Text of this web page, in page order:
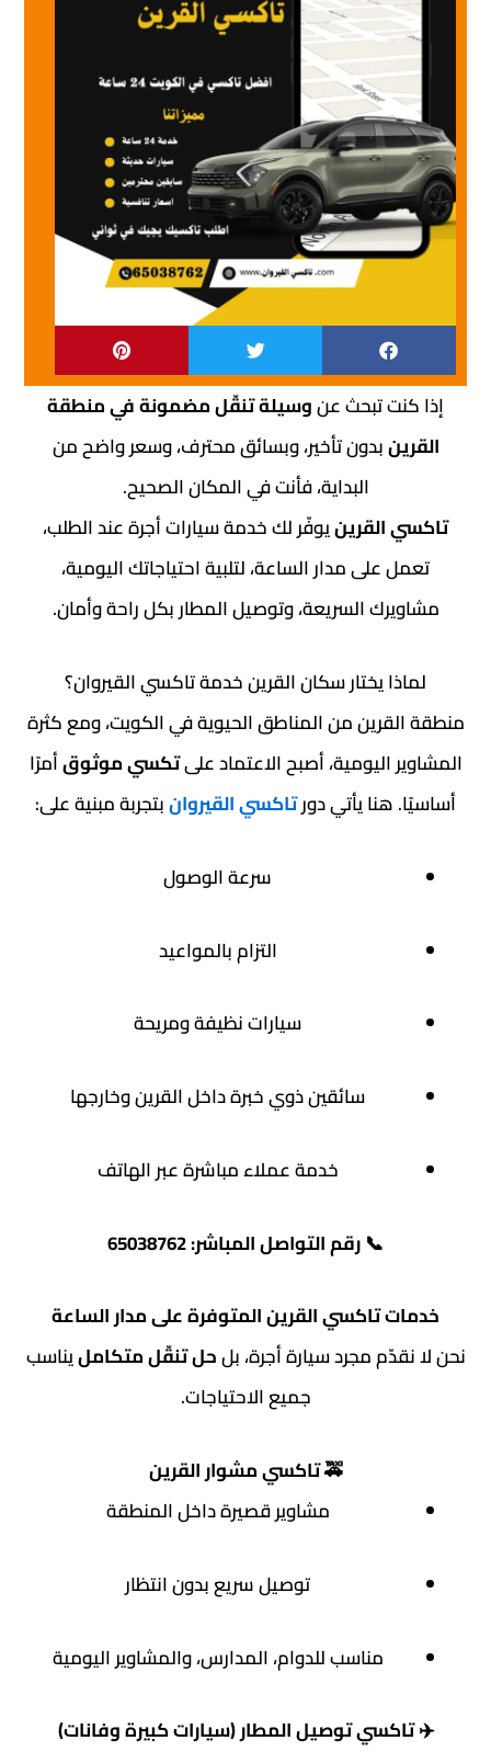
إذا كنت تبحث عنوسيلة تنقّل مضمونة في منطقة
القرينبدون تأخير، وبسائق محترف، وسعر واضح من
البداية، فأنت في المكان الصحيح.
تاكسي القرينيوفّر لك خدمة سيارات أجرة عند الطلب،
تعمل على مدار الساعة، لتلبية احتياجاتك اليومية،
مشاويرك السريعة، وتوصيل المطار بكل راحة وأمان.
لماذا يختار سكان القرين خدمة تاكسي القيروان؟
منطقة القرين من المناطق الحيوية في الكويت، ومع كثرة
المشاوير اليومية، أصبح الاعتماد علىتكسي موثوقأمرًا
أساسيًا. هنا يأتي دورتاكسي القيروانبتجربة مبنية على:
سرعة الوصول
التزام بالمواعيد
سيارات نظيفة ومريحة
سائقين ذوي خبرة داخل القرين وخارجها
خدمة عملاء مباشرة عبر الهاتف
📞رقم التواصل المباشر: 65038762
خدمات تاكسي القرين المتوفرة على مدار الساعة
نحن لا نقدّم مجرد سيارة أجرة، بلحل تنقّل متكامليناسب
جميع الاحتياجات.
🚕تاكسي مشوار القرين
مشاوير قصيرة داخل المنطقة
توصيل سريع بدون انتظار
مناسب للدوام، المدارس، والمشاوير اليومية
✈️تاكسي توصيل المطار (سيارات كبيرة وفانات)